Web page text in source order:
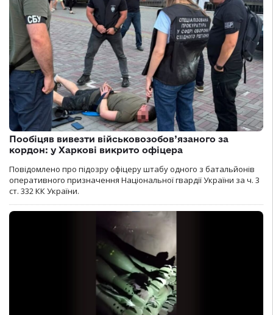
Пообіцяв вивезти військовозобов’язаного за
кордон: у Харкові викрито офіцера
Повідомлено про підозру офіцеру штабу одного з батальйонів
оперативного призначення Національної гвардії України за ч. 3
ст. 332 КК України.